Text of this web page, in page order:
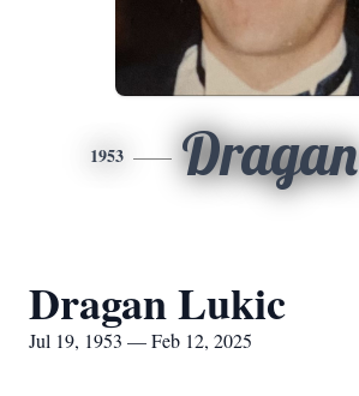
1953 Dragan
Dragan Lukic
Jul 19, 1953 — Feb 12, 2025